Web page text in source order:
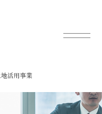
地活用事業